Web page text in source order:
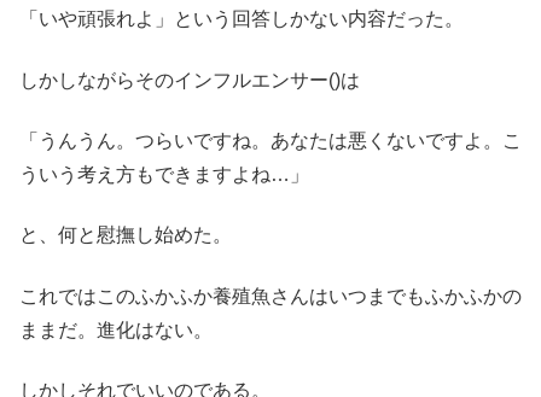
「いや頑張れよ」という回答しかない内容だった。
しかしながらそのインフルエンサー()は
「うんうん。つらいですね。あなたは悪くないですよ。こ
ういう考え方もできますよね…」
と、何と慰撫し始めた。
これではこのふかふか養殖魚さんはいつまでもふかふかの
ままだ。進化はない。
しかしそれでいいのである。